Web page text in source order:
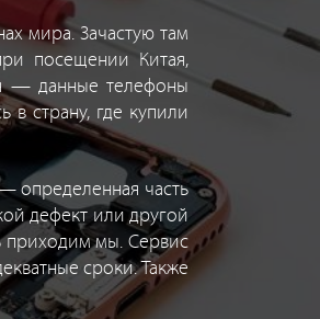
мира. Зачастую там
посещении Китая,
— данные телефоны
страну, где купили
определенная часть
дефект или другой
приходим мы. Сервис
сроки. Также